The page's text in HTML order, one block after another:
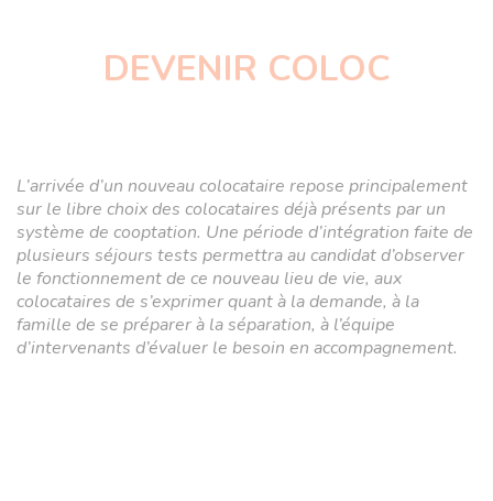
DEVENIR COLOC
L’arrivée d’un nouveau colocataire repose principalement
sur le libre choix des colocataires déjà présents par un
système de cooptation. Une période d’intégration faite de
plusieurs séjours tests permettra au candidat d’observer
le fonctionnement de ce nouveau lieu de vie, aux
colocataires de s’exprimer quant à la demande, à la
famille de se préparer à la séparation, à l’équipe
d’intervenants d’évaluer le besoin en accompagnement.